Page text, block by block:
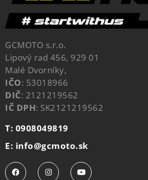
GCMOTO s.r.o.
Lipový rad 456, 929 01
Malé Dvorníky,
IČO: 53018966
DIČ: 2121219562
IČ DPH: SK2121219562
T: 0908049819
E: info@gcmoto.sk